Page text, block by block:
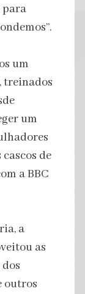
para
um
treinados
um
de
a BBC
a
as
outros